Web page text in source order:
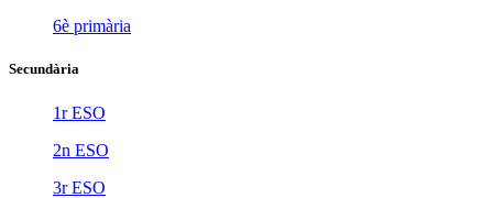
6è primària
Secundària
1r ESO
2n ESO
3r ESO